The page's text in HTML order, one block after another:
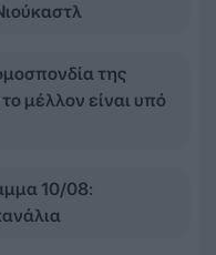
της
μέλλον είναι υπό
10/08: